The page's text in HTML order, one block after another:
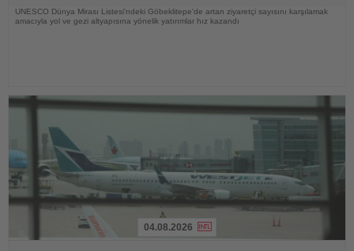
UNESCO Dünya Mirası Listesi'ndeki Göbeklitepe'de artan ziyaretçi sayısını karşılamak
amacıyla yol ve gezi altyapısına yönelik yatırımlar hız kazandı
04.08.2026